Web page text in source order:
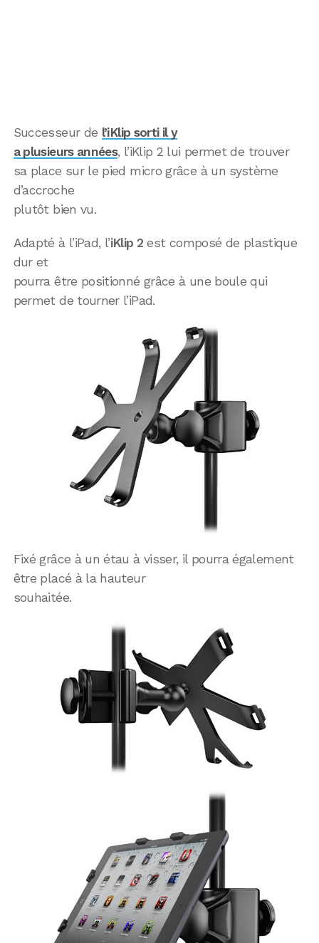
Successeur de l’iKlip sorti il y
a plusieurs années, l’iKlip 2 lui permet de trouver
sa place sur le pied micro grâce à un système
d’accroche
plutôt bien vu.
Adapté à l’iPad, l’iKlip 2 est composé de plastique
dur et
pourra être positionné grâce à une boule qui
permet de tourner l’iPad.
Fixé grâce à un étau à visser, il pourra également
être placé à la hauteur
souhaitée.